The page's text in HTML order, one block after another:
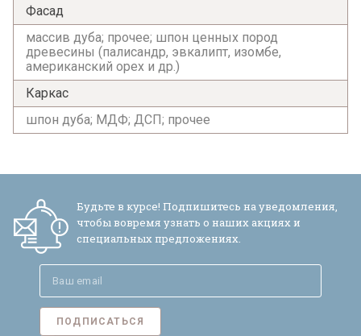
Я ознакомлен сПолитикойв отношении
согласен на их обработку.
Фасад
массив дуба; прочее; шпон ценных пород
древесины (палисандр, эвкалипт, изомбе,
американский орех и др.)
Каркас
шпон дуба; МДФ; ДСП; прочее
Будьте в курсе! Подпишитесь на уведомления,
чтобы вовремя узнать о наших акциях и
специальных предложениях.
ПОДПИСАТЬСЯ